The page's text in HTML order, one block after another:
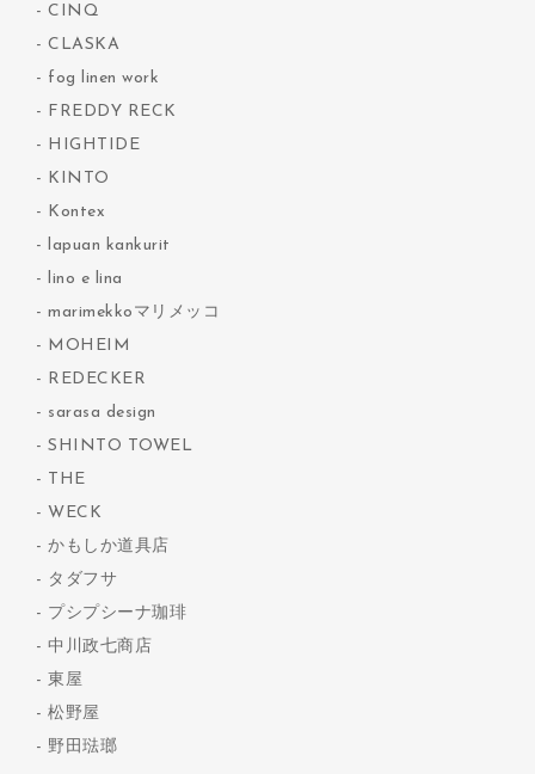
CINQ
CLASKA
fog linen work
FREDDY RECK
HIGHTIDE
KINTO
Kontex
lapuan kankurit
lino e lina
marimekkoマリメッコ
MOHEIM
REDECKER
sarasa design
SHINTO TOWEL
THE
WECK
かもしか道具店
タダフサ
プシプシーナ珈琲
中川政七商店
東屋
松野屋
野田琺瑯